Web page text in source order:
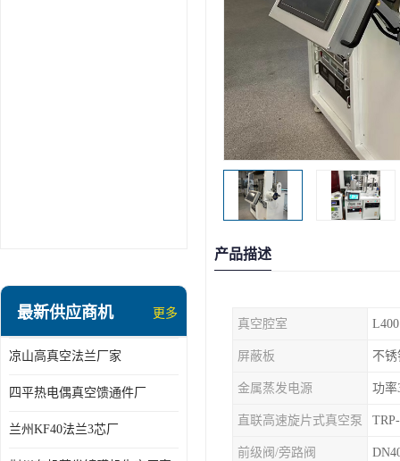
最新供应商机 更多
凉山高真空法兰厂家
四平热电偶真空馈通件厂
兰州KF40法兰3芯厂
产品描述
真空腔室
屏蔽板 不
金属蒸发电源 功率
直联高速旋片式真空泵
前级阀/旁路阀